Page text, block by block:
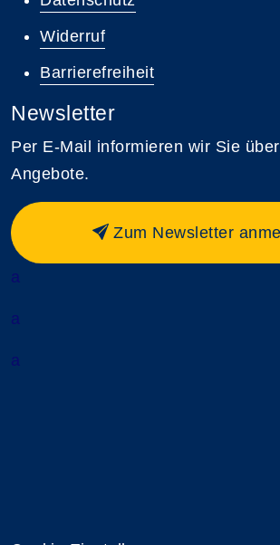
Widerruf
Barrierefreiheit
Newsletter
Per E-Mail informieren wir Sie
Angebote.
Zum Newsletter
a
a
a